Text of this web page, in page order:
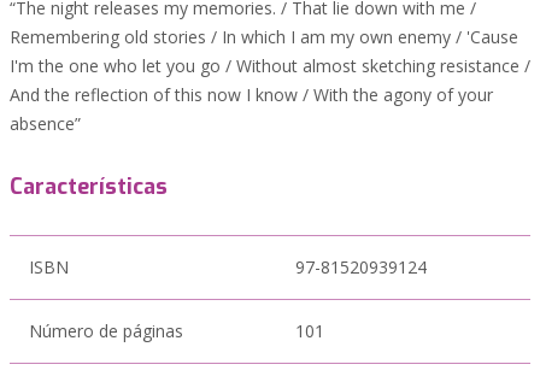
“The night releases my memories. / That lie down with me /
Remembering old stories / In which I am my own enemy / 'Cause
I'm the one who let you go / Without almost sketching resistance /
And the reflection of this now I know / With the agony of your
absence”
Características
ISBN 97-81520939124
Número de páginas 101